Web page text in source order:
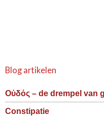
Blog artikelen
Οὐδός – de drempel van
Constipatie